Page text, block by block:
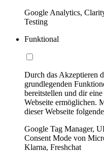
Google Analytics,
Testing
Funktional
Durch das Akzeptieren
grundlegenden
bereitstellen und dir
Webseite ermöglichen.
dieser Webseite
Google Tag Manager,
Consent Mode von
Klarna, Freshchat